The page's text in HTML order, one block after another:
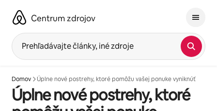
obsah.
Centrum zdrojov
Prehľadávajte články, iné zdroje
Domov Úplne nové postrehy, ktoré pomôžu vašej ponuke vyniknúť
Úplne nové postrehy, ktoré